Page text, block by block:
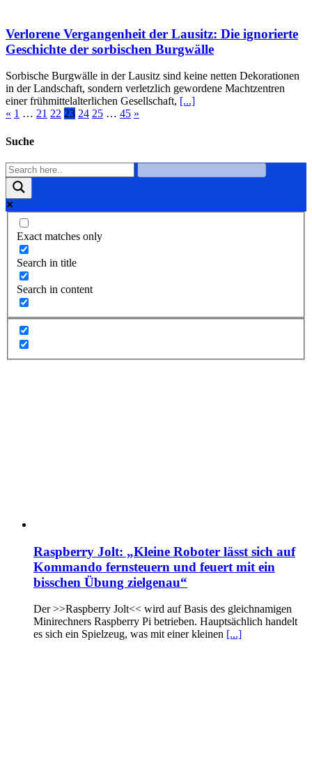
Verlorene Vergangenheit der Lausitz: Die ignorierte
Geschichte der sorbischen Burgwälle
Sorbische Burgwälle in der Lausitz sind keine netten Dekorationen
in der Landschaft, sondern verletzlich gewordene Machtzentren
einer frühmittelalterlichen Gesellschaft, [...]
« 1 … 21 22 23 24 25 … 45 »
Suche
Exact matches only
Search in title
Search in content
Raspberry Jolt: „Kleine Roboter lässt sich auf
Kommando fernsteuern und feuert mit ein
bisschen Übung zielgenau“
Der >>Raspberry Jolt<< wird auf Basis des gleichnamigen
Minirechners Raspberry Pi betrieben. Hauptsächlich handelt
es sich ein Spielzeug, was mit einer kleinen [...]